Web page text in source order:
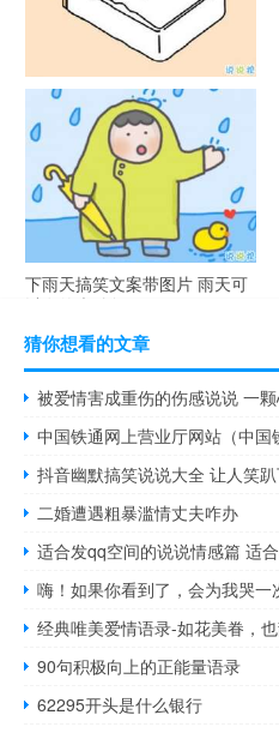
谐音梗土味情话大全带图片 油
腻搞笑的土味情话
下雨天搞笑文案带图片 雨天可
以发的幽默句子
猜你想看的文章
被爱情害成重伤的伤感说说 一
中国铁通网上营业厅网站（中国
抖音幽默搞笑说说大全 让人笑
二婚遭遇粗暴滥情丈夫咋办
适合发qq空间的说说情感篇 适
嗨！如果你看到了，会为我哭一
经典唯美爱情语录-如花美眷，
90句积极向上的正能量语录
62295开头是什么银行